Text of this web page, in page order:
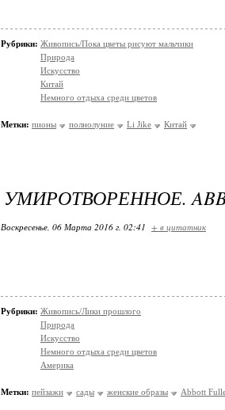
Рубрики: Живопись/Пока цветы рисуют мальчики
Природа
Искусство
Китай
Немного отдыха среди цветов
Метки: пионы полнолуние Li Jike Китай
УМИРОТВОРЕННОЕ.
Воскресенье, 06 Марта 2016 г. 02:41 + в цитатник
Рубрики: Живопись/Лики прошлого
Природа
Искусство
Немного отдыха среди цветов
Америка
Метки: пейзажи сады женские образы Abbott